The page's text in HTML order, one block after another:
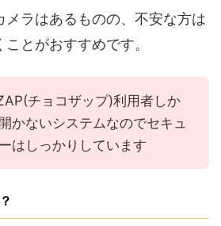
メラはあるものの、不安な方は
とがおすすめです。
チョコザップ)利用者しか
かないシステムなのでセキュ
はしっかりしています